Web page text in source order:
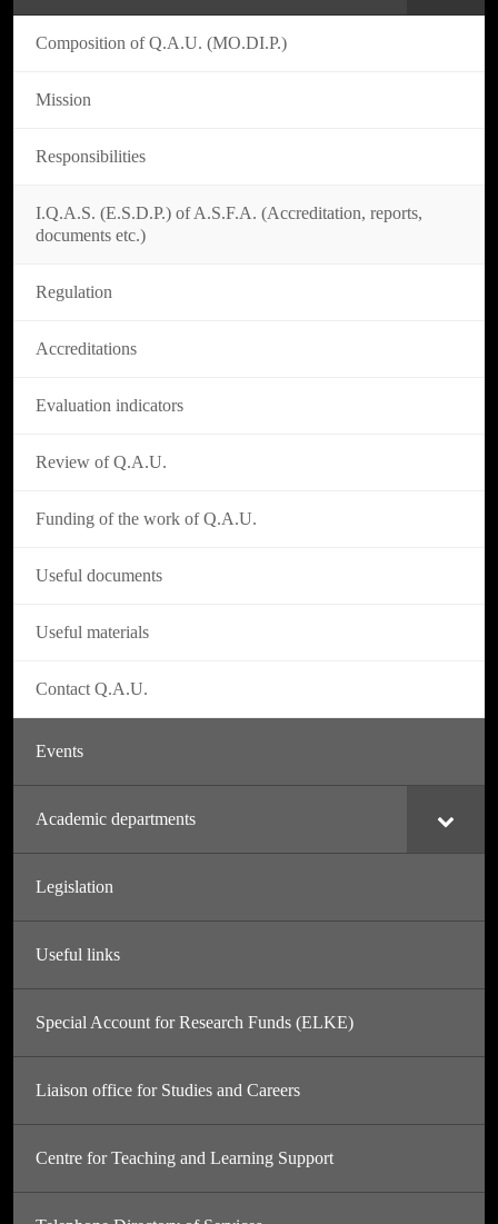
Composition of Q.A.U. (MO.DI.P.)
Mission
Responsibilities
I.Q.A.S. (E.S.D.P.) of A.S.F.A. (Accreditation, reports,
documents etc.)
Regulation
Accreditations
Evaluation indicators
Review of Q.A.U.
Funding of the work of Q.A.U.
Useful documents
Useful materials
Contact Q.A.U.
Events
Academic departments
Legislation
Useful links
Special Account for Research Funds (ELKE)
Liaison office for Studies and Careers
Centre for Teaching and Learning Support